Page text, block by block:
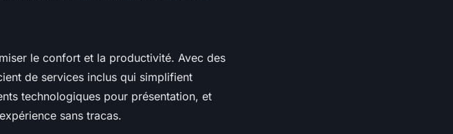
le confort et la productivité. Avec des
de services inclus qui simplifient
technologiques pour présentation, et
sans tracas.